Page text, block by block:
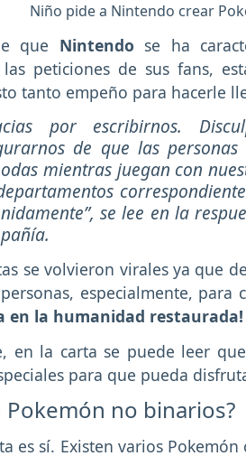
Niño pide a Nintendo crear
que Nintendo se ha
las peticiones de sus fans,
tanto empeño para hacerle
por escribirnos.
de que las
mientras juegan con
, se lee en la
se volvieron virales ya que
especialmente,
en la humanidad restaurada!
en la carta se puede leer
para que pueda
Pokemón no binarios?
es sí. Existen varios